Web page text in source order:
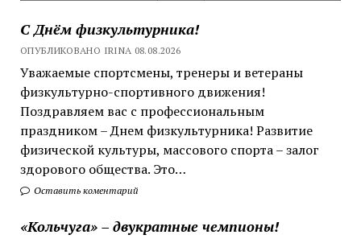
С Днём физкультурника!
ОПУБЛИКОВАНО IRINA 08.08.2026
Уважаемые спортсмены, тренеры и ветераны
физкультурно-спортивного движения!
Поздравляем вас с профессиональным
праздником – Днем физкультурника! Развитие
физической культуры, массового спорта – залог
здорового общества. Это…
Оставить коментарий
«Кольчуга» – двукратные чемпионы!